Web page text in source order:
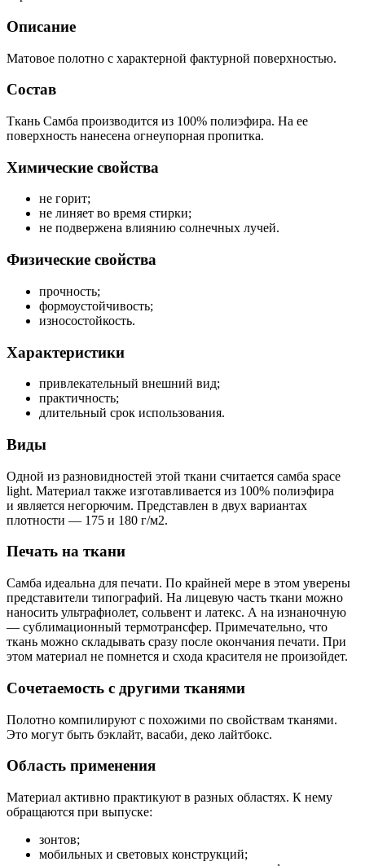
Описание
Матовое полотно с характерной фактурной поверхностью.
Состав
Ткань Самба производится из 100% полиэфира. На ее
поверхность нанесена огнеупорная пропитка.
Химические свойства
не горит;
не линяет во время стирки;
не подвержена влиянию солнечных лучей.
Физические свойства
прочность;
формоустойчивость;
износостойкость.
Характеристики
привлекательный внешний вид;
практичность;
длительный срок использования.
Виды
Одной из разновидностей этой ткани считается самба space
light. Материал также изготавливается из 100% полиэфира
и является негорючим. Представлен в двух вариантах
плотности — 175 и 180 г/м2.
Печать на ткани
Самба идеальна для печати. По крайней мере в этом уверены
представители типографий. На лицевую часть ткани можно
наносить ультрафиолет, сольвент и латекс. А на изнаночную
— сублимационный термотрансфер. Примечательно, что
ткань можно складывать сразу после окончания печати. При
этом материал не помнется и схода красителя не произойдет.
Сочетаемость с другими тканями
Полотно компилируют с похожими по свойствам тканями.
Это могут быть бэклайт, васаби, деко лайтбокс.
Область применения
Материал активно практикуют в разных областях. К нему
обращаются при выпуске:
зонтов;
мобильных и световых конструкций;